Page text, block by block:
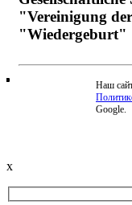
"Vereinigung
"Wiedergeburt"
Beschwerde einreichen
Наш
Google.
x